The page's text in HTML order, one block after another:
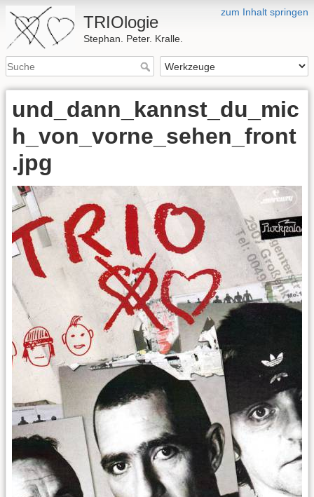
zum Inhalt springen
TRIOlogie
Stephan. Peter. Kralle.
und_dann_kannst_du_mic
h_von_vorne_sehen_front
.jpg